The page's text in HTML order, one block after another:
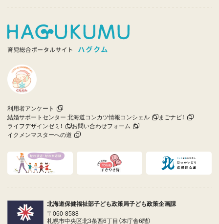
利用者アンケート
結婚サポートセンター 北海道コンカツ情報コンシェル
まごナビ！
ライフデザインゼミ！
お問い合わせフォーム
イクメンマスターへの道
北海道保健福祉部子ども政策局子ども政策企画課
〒060-8588
札幌市中央区北3条西6丁目（本庁舎6階）